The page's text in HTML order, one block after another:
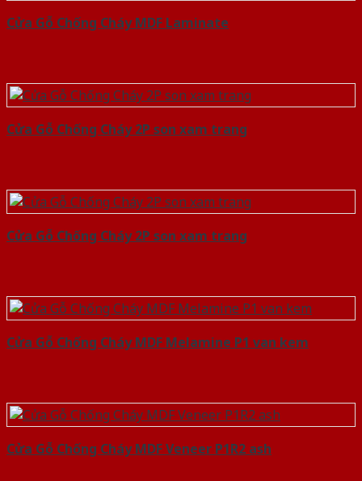
Cửa Gỗ Chống Cháy MDF Laminate
Cửa Gỗ Chống Cháy 2P son xam trang
Cửa Gỗ Chống Cháy 2P son xam trang
Cửa Gỗ Chống Cháy MDF Melamine P1 van kem
Cửa Gỗ Chống Cháy MDF Veneer P1R2 ash